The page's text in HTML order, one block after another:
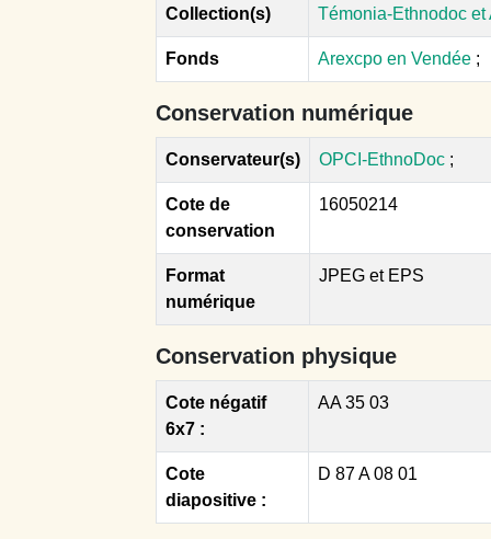
Collection(s) Témonia-Ethnodoc
Fonds Arexcpo en Vendée ;
Conservation numérique
Conservateur(s) OPCI-EthnoDoc ;
Cote de
conservation
16050214
Format
numérique
JPEG et EPS
Conservation physique
Cote négatif
6x7 :
AA 35 03
Cote
diapositive :
D 87 A 08 01